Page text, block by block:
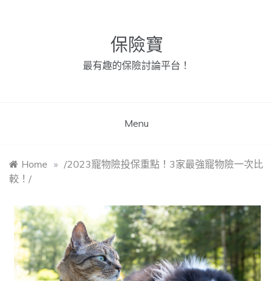
保險寶
最有趣的保險討論平台！
Menu
Home » /2023寵物險投保重點！3家最強寵物險一次比
較！/